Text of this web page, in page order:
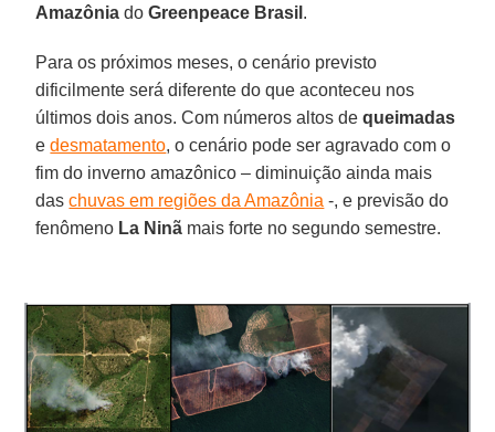
Amazônia doGreenpeace Brasil .
Para os próximos meses, o cenário previsto
dificilmente será diferente do que aconteceu nos
últimos dois anos. Com números altos dequeimadas
edesmatamento, o cenário pode ser agravado com o
fim do inverno amazônico – diminuição ainda mais
daschuvas em regiões da Amazônia -, e previsão do
fenômeno La Ninã mais forte no segundo semestre.